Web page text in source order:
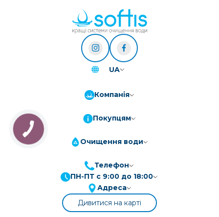
ПриватБанк
3-10 платежів, кредит 0.01%
3-7 платежів, кредит 0.01%
UA
Компанія
Покупцям
Очищення води
Телефон
ПН-ПТ с 9:00 до 18:00
Адреса
Дивитися на карті